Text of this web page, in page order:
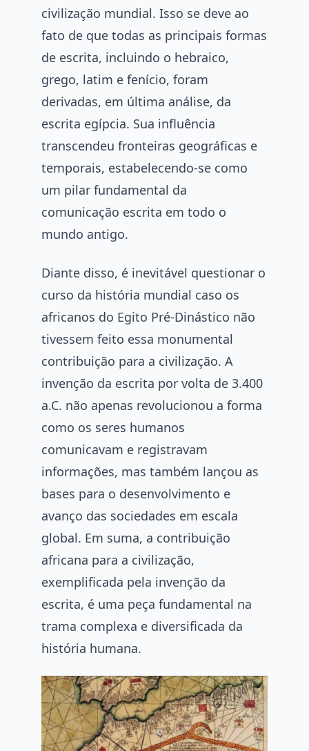
civilização mundial. Isso se deve ao
fato de que todas as principais formas
de escrita, incluindo o hebraico,
grego, latim e fenício, foram
derivadas, em última análise, da
escrita egípcia. Sua influência
transcendeu fronteiras geográficas e
temporais, estabelecendo-se como
um pilar fundamental da
comunicação escrita em todo o
mundo antigo.
Diante disso, é inevitável questionar o
curso da história mundial caso os
africanos do Egito Pré-Dinástico não
tivessem feito essa monumental
contribuição para a civilização. A
invenção da escrita por volta de 3.400
a.C. não apenas revolucionou a forma
como os seres humanos
comunicavam e registravam
informações, mas também lançou as
bases para o desenvolvimento e
avanço das sociedades em escala
global. Em suma, a contribuição
africana para a civilização,
exemplificada pela invenção da
escrita, é uma peça fundamental na
trama complexa e diversificada da
história humana.